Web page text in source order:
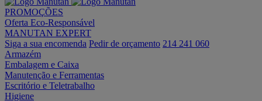
PROMOÇÕES
Oferta Eco-Responsável
MANUTAN EXPERT
Siga a sua encomenda Pedir de orçamento 214 241 060
Armazém
Embalagem e Caixa
Manutenção e Ferramentas
Escritório e Teletrabalho
Higiene